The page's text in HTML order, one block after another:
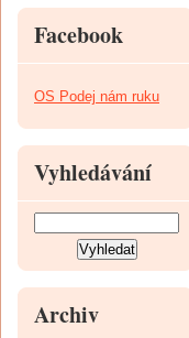
Facebook
OS Podej nám ruku
Vyhledávání
Archiv